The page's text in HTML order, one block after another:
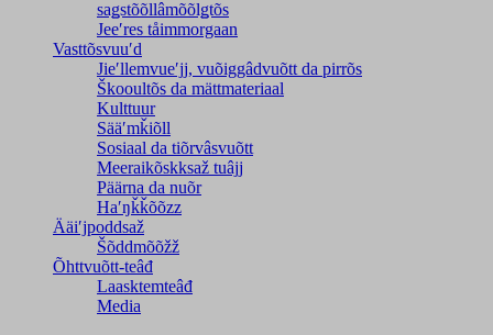
saǥstõõllâmõõlǥtõs
Jeeʹres tåimmorgaan
Vasttõsvuuʹd
Jieʹllemvueʹjj, vuõiggâdvuõtt da pirrõs
Škooultõs da mättmateriaal
Kulttuur
Sääʹmǩiõll
Sosiaal da tiõrvâsvuõtt
Meeraikõskksaž tuâjj
Päärna da nuõr
Haʹŋǩǩõõzz
Ääiʹjpoddsaž
Šõddmõõžž
Õhttvuõtt-teâđ
Laasktemteâđ
Media